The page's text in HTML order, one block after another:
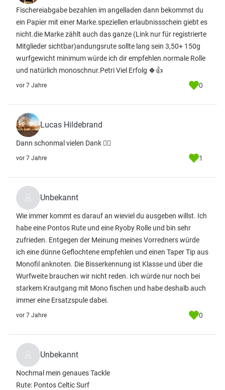
Fischereiabgabe bezahlen im angelladen dann bekommst du
ein Papier mit einer Marke.speziellen erlaubnissschein giebt es
nicht.die Marke zählt auch das ganze (Link nur für registrierte
Mitglieder sichtbar)andungsrute sollte lang sein 3,50+ 150g
wurfgewicht minimum würde ich dir empfehlen.normale Rolle
und natürlich monoschnur.Petri Viel Erfolg 🍀👍
vor 7 Jahre 0
Lucas Hildebrand
Dann schonmal vielen Dank 👍🏼
vor 7 Jahre 1
Unbekannt
Wie immer kommt es darauf an wieviel du ausgeben willst. Ich
habe eine Pontos Rute und eine Ryoby Rolle und bin sehr
zufrieden. Entgegen der Meinung meines Vorredners würde
ich eine dünne Geflochtene empfehlen und einen Taper Tip aus
Monofil anknoten. Die Bisserkennung ist Klasse und über die
Wurfweite brauchen wir nicht reden. Ich würde nur noch bei
starkem Krautgang mit Mono fischen und habe deshalb auch
immer eine Ersatzspule dabei.
vor 7 Jahre 0
Unbekannt
Nochmal mein genaues Tackle
Rute: Pontos Celtic Surf